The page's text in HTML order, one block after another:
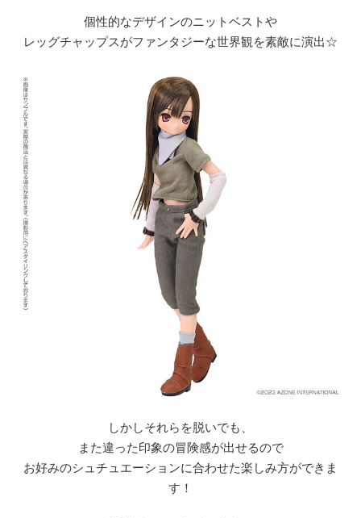
個性的なデザインのニットベストや
レッグチャップスがファンタジーな世界観を素敵に演出☆
しかしそれらを脱いでも、
また違った印象の冒険感が出せるので
お好みのシュチュエーションに合わせた楽しみ方ができま
す！